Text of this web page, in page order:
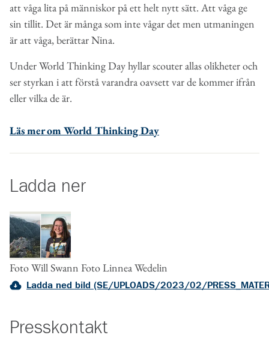
att våga lita på människor på ett helt nytt sätt. Att våga ge
sin tillit. Det är många som inte vågar det men utmaningen
är att våga, berättar Nina.
Under World Thinking Day hyllar scouter allas olikheter och
ser styrkan i att förstå varandra oavsett var de kommer ifrån
eller vilka de är.
Läs mer om World Thinking Day
Ladda ner
Foto Will Swann Foto Linnea Wedelin
Ladda ned bild (SE/UPLOADS/2023/02/
Presskontakt